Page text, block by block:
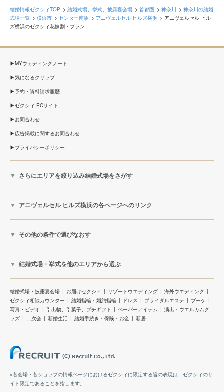
結婚情報ゼクシィTOP 結婚式場、挙式、披露宴会場 首都圏 神奈川
神奈川の結婚
式場一覧
横浜市 センター南駅 アニヴェルセル ヒルズ横浜
アニヴェルセル ヒル
ズ横浜のゼクシィ花嫁割・プラン
MYウェディングノート
気になるクリップ
予約・資料請求履歴
ゼクシィ PCサイト
お問合わせ
広告掲載に関するお問合わせ
プライバシーポリシー
さらにエリアを絞り込み結婚式場をさがす
アニヴェルセル ヒルズ横浜の各ページへのリンク
その他の条件で選びなおす
結婚式場・挙式を他のエリアから選ぶ
結婚式場・披露宴会場 お届けゼクシィ リゾートウエディング
海外ウエディング
ゼクシィ相談カウンター
結婚指輪・婚約指輪 ドレス ブライダルエステ
ブーケ
写真・ビデオ
引出物、引菓子、プチギフト ペーパーアイテム
演出・ウエルカムグ
ッズ
二次会 新婚生活 結婚手続き・保険・お金 新居
※各会場・各ショップの情報ページにおけるゼクシィに限定する旨の表現は、ゼクシィのサ
イト限定であることを指します。